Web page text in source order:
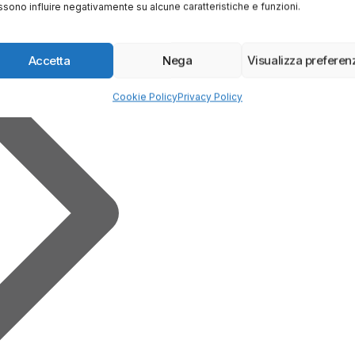
influire negativamente su alcune caratteristiche e funzioni.
Accetta Nega Visualizza
Cookie PolicyPrivacy Policy